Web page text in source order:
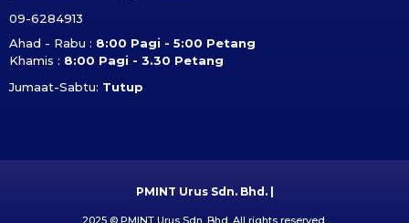
09-6284913
Ahad - Rabu : 8:00 Pagi - 5:00 Petang
Khamis : 8:00 Pagi - 3.30 Petang
Jumaat-Sabtu: Tutup
PMINT Urus Sdn. Bhd. |